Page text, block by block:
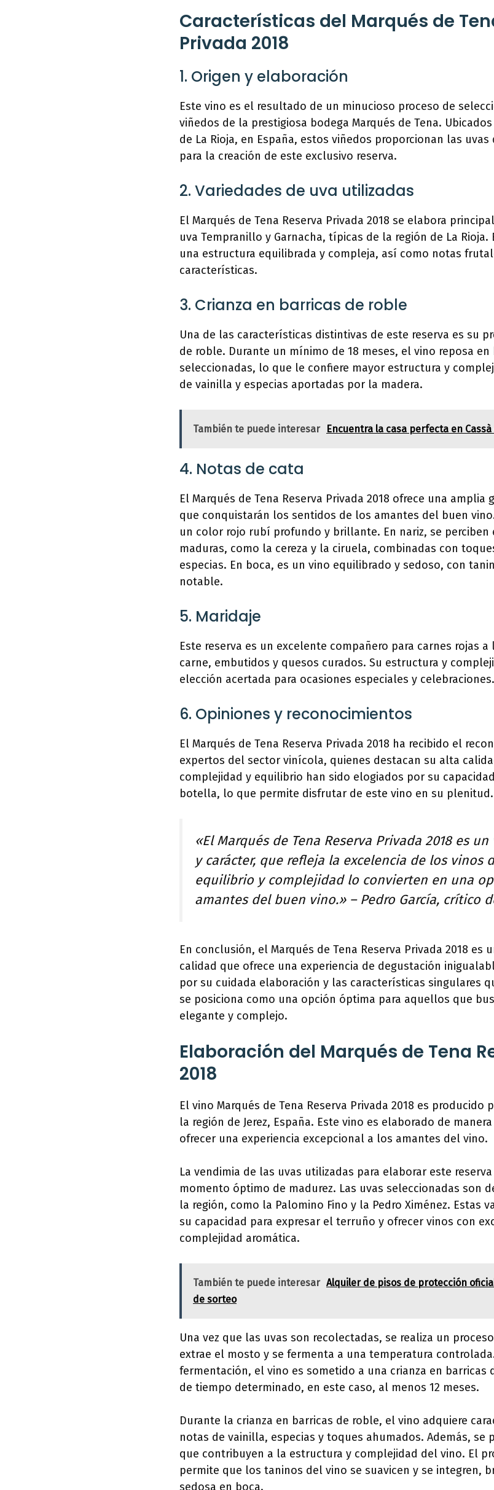
Características del Marqués de
Privada 2018
1. Origen y elaboración
Este vino es el resultado de un minucioso proceso de
viñedos de la prestigiosa bodega Marqués de Tena.
de La Rioja, en España, estos viñedos proporcionan las
para la creación de este exclusivo reserva.
2. Variedades de uva utilizadas
El Marqués de Tena Reserva Privada 2018 se elabora
uva Tempranillo y Garnacha, típicas de la región de La
una estructura equilibrada y compleja, así como notas
características.
3. Crianza en barricas de roble
Una de las características distintivas de este reserva es su
de roble. Durante un mínimo de 18 meses, el vino reposa
seleccionadas, lo que le confiere mayor estructura y
de vainilla y especias aportadas por la madera.
También te puede interesar Encuentra la casa perfecta en Cassà
4. Notas de cata
El Marqués de Tena Reserva Privada 2018 ofrece una amplia
que conquistarán los sentidos de los amantes del buen
un color rojo rubí profundo y brillante. En nariz, se
maduras, como la cereza y la ciruela, combinadas con
especias. En boca, es un vino equilibrado y sedoso, con
notable.
5. Maridaje
Este reserva es un excelente compañero para carnes rojas
carne, embutidos y quesos curados. Su estructura y
elección acertada para ocasiones especiales y celebraciones.
6. Opiniones y reconocimientos
El Marqués de Tena Reserva Privada 2018 ha recibido el
expertos del sector vinícola, quienes destacan su alta
complejidad y equilibrio han sido elogiados por su
botella, lo que permite disfrutar de este vino en su plenitud.
«El Marqués de Tena Reserva Privada 2018 es
y carácter, que refleja la excelencia de los vinos
equilibrio y complejidad lo convierten en una
amantes del buen vino.» – Pedro García, crítico
En conclusión, el Marqués de Tena Reserva Privada 2018
calidad que ofrece una experiencia de degustación
por su cuidada elaboración y las características singulares
se posiciona como una opción óptima para aquellos que
elegante y complejo.
Elaboración del Marqués de Tena
2018
El vino Marqués de Tena Reserva Privada 2018 es
la región de Jerez, España. Este vino es elaborado de
ofrecer una experiencia excepcional a los amantes del vino.
La vendimia de las uvas utilizadas para elaborar este
momento óptimo de madurez. Las uvas seleccionadas son
la región, como la Palomino Fino y la Pedro Ximénez. Estas
su capacidad para expresar el terruño y ofrecer vinos con
complejidad aromática.
También te puede interesar Alquiler de pisos de protección
de sorteo
Una vez que las uvas son recolectadas, se realiza un
extrae el mosto y se fermenta a una temperatura
fermentación, el vino es sometido a una crianza en
de tiempo determinado, en este caso, al menos 12 meses.
Durante la crianza en barricas de roble, el vino adquiere
notas de vainilla, especias y toques ahumados. Además, se
que contribuyen a la estructura y complejidad del vino. El
permite que los taninos del vino se suavicen y se integren,
sedosa en boca.